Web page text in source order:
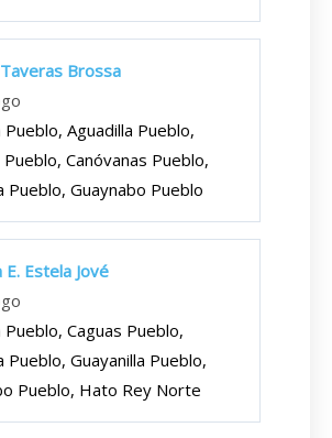
Taveras Brossa
Pueblo, Aguadilla Pueblo,
Pueblo, Canóvanas Pueblo,
Pueblo, Guaynabo Pueblo
E. Estela Jové
Pueblo, Caguas Pueblo,
Pueblo, Guayanilla Pueblo,
Pueblo, Hato Rey Norte